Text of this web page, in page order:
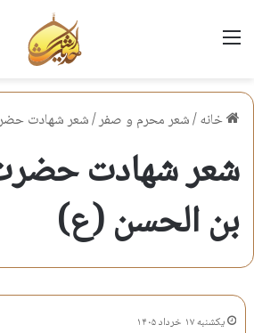
منو
خانه/شعر محرم و صفر/شعر شهادت
شعر شهادت حضرت
بن الحسن (ع)
یکشنبه ۱۷ خرداد ۱۴۰۵